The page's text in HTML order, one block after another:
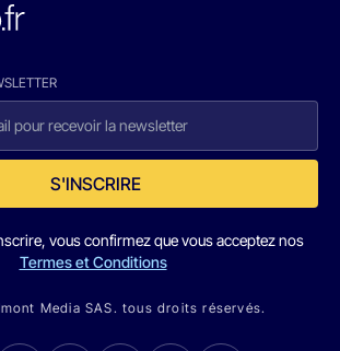
S'INSCRIRE
vous confirmez que vous acceptez nos
Termes et Conditions
Media SAS. tous droits réservés.